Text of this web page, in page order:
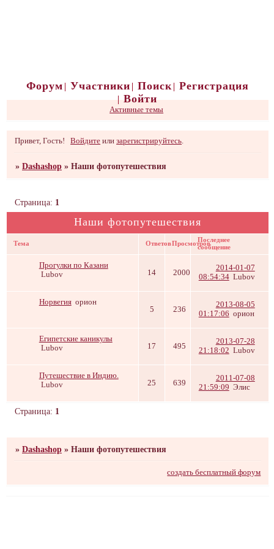
Форум Участники Поиск
Регистрация
Войти
Активные темы
Привет, Гость! Войдите илизарегистрируйтесь
»Dashashop »Наши фотопутешествия
Наши фотопутешествия
Страница: 1
Тема ОтветовПросмотровПоследнее
сообщение
Прогулки по Казани
Lubov
14 2000
2014-01-07
08:54:34 Lubov
Норвегия орион
5
236
2013-08-05
01:17:06 орион
Египетские каникулы
Lubov
17 495
2013-07-28
21:18:02 Lubov
Путешествие в Индию.
Lubov
25 639
2011-07-08
21:59:09 Элис
Страница: 1
»Dashashop »Наши фотопутешествия
создать бесплатный форум